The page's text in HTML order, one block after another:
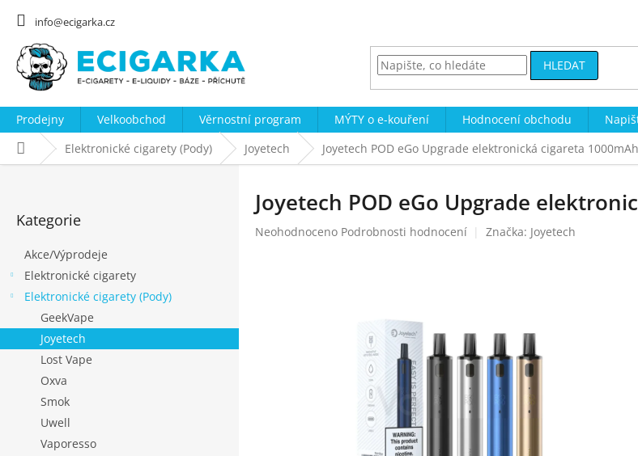
info@ecigarka.cz
HLEDAT
Prodejny Velkoobchod Věrnostní program MÝTY o e-kouření Hodnocení obchodu
Domů Elektronické cigarety (Pody) Joyetech Joyetech POD eGo Upgrade elektronická cigareta 1000mAh
kategorie
Kategorie
Akce/Výprodeje
Elektronické cigarety
Elektronické cigarety (Pody)
GeekVape
Joyetech
Lost Vape
Oxva
Smok
Uwell
Vaporesso
Joyetech POD eGo Upgrade
Průměrné
Neohodnoceno Podrobnosti hodnocení Značka: Joyetech